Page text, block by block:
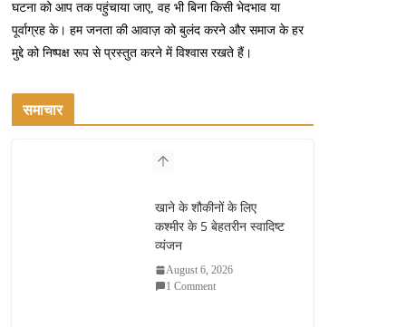
घटना को आप तक पहुंचाया जाए, वह भी बिना किसी भेदभाव या
पूर्वाग्रह के। हम जनता की आवाज़ को बुलंद करने और समाज के हर
मुद्दे को निष्पक्ष रूप से प्रस्तुत करने में विश्वास रखते हैं।
समाचार
खाने के शौकीनों के लिए
कश्मीर के 5 बेहतरीन स्वादिष्ट
व्यंजन
August 6, 2026
1 Comment